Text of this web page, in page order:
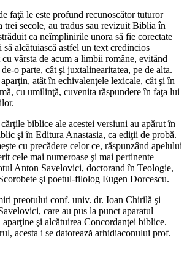
faţă le este profund recunoscător tuturor
trei secole, au tradus sau revizuit Biblia în
ca neîmplinirile unora să fie corectate
alcătuiască astfel un text credincios
vârsta de acum a limbii române, evitând
o parte, cât şi juxtalinearitatea, pe de alta.
atât în echivalenţele lexicale, cât şi în
cu umilinţă, cuvenita răspundere în faţa lui
biblice ale acestei versiuni au apărut în
şi în Editura Anastasia, ca ediţii de probă.
cu precădere celor ce, răspunzând apelului
cele mai numeroase şi mai pertinente
Anton Savelovici, doctorand în Teologie,
şi poetul-filolog Eugen Dorcescu.
preotului conf. univ. dr. Ioan Chirilă şi
care au pus la punct aparatul
şi alcătuirea Concordanţei biblice.
acesta i se datorează arhidiaconului prof.